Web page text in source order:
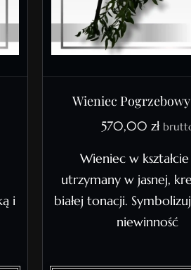
i
Wieniec
570,00 zł
Wieniec w kształcie
utrzymany w jasnej,
białej tonacji.
niewinność